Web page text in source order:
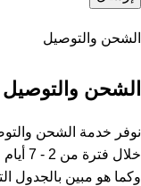
الشحن والتوصيل
الشحن والتوصيل
نوفر خدمة الشحن
وكما هو مبين بالجدول